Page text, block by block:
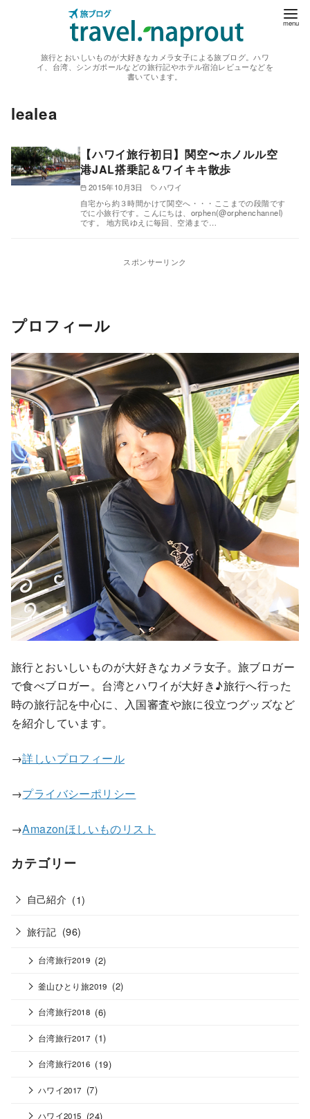
旅行とおいしいものが大好きなカメラ女子による旅ブログ。ハワ
イ、台湾、シンガポールなどの旅行記やホテル宿泊レビューなどを
書いています。
lealea
【ハワイ旅行初日】関空〜ホノルル空
港JAL搭乗記＆ワイキキ散歩
2015年10月3日
ハワイ
自宅から約３時間かけて関空へ・・・ここまでの段階です
でに小旅行です。こんにちは、orphen(@orphenchannel)
です。 地方民ゆえに毎回、空港まで…
スポンサーリンク
プロフィール
旅行とおいしいものが大好きなカメラ女子。旅ブロガー
で食べブロガー。台湾とハワイが大好き♪旅行へ行った
時の旅行記を中心に、入国審査や旅に役立つグッズなど
を紹介しています。
→詳しいプロフィール
→プライバシーポリシー
→Amazonほしいものリスト
カテゴリー
自己紹介 (1)
旅行記 (96)
台湾旅行2019 (2)
釜山ひとり旅2019 (2)
台湾旅行2018 (6)
台湾旅行2017 (1)
台湾旅行2016 (19)
ハワイ2017 (7)
ハワイ2015 (24)